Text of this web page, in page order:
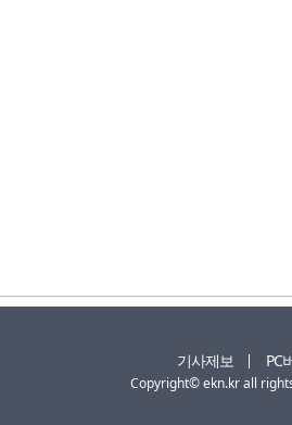
기사제보 PC
Copyright© ekn.kr all